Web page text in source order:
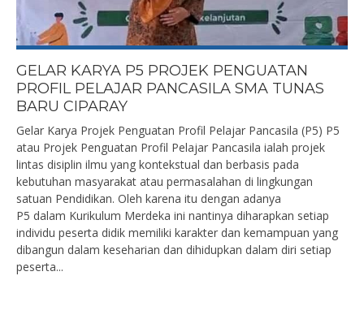
GELAR KARYA P5 PROJEK PENGUATAN
PROFIL PELAJAR PANCASILA SMA TUNAS
BARU CIPARAY
Gelar Karya Projek Penguatan Profil Pelajar Pancasila (P5) P5
atau Projek Penguatan Profil Pelajar Pancasila ialah projek
lintas disiplin ilmu yang kontekstual dan berbasis pada
kebutuhan masyarakat atau permasalahan di lingkungan
satuan Pendidikan. Oleh karena itu dengan adanya
P5 dalam Kurikulum Merdeka ini nantinya diharapkan setiap
individu peserta didik memiliki karakter dan kemampuan yang
dibangun dalam keseharian dan dihidupkan dalam diri setiap
peserta...